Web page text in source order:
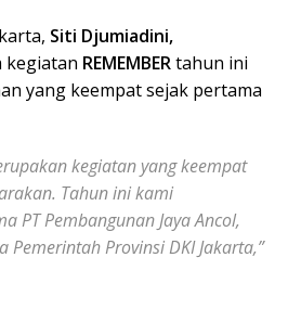
Siti Djumiadini,
kegiatan REMEMBERtahun ini
yang keempat sejak pertama
kegiatan yang keempat
Tahun ini kami
PT Pembangunan Jaya Ancol,
Pemerintah Provinsi DKI Jakarta,”